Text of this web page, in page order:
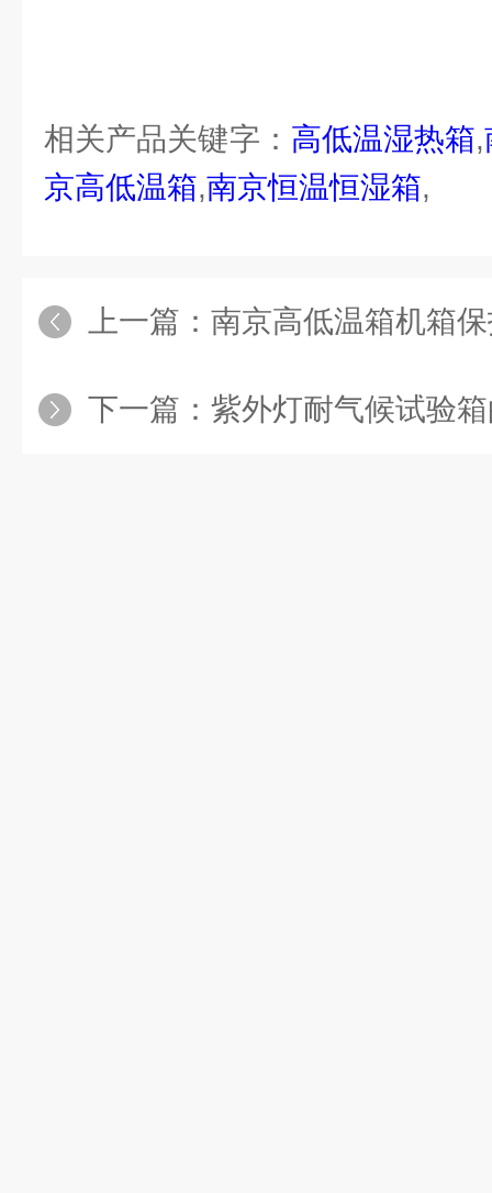
相关产品关键字： 高低温湿热箱,
京高低温箱,南京恒温恒湿箱,
上一篇： 南京高低温箱机箱
下一篇： 紫外灯耐气候试验